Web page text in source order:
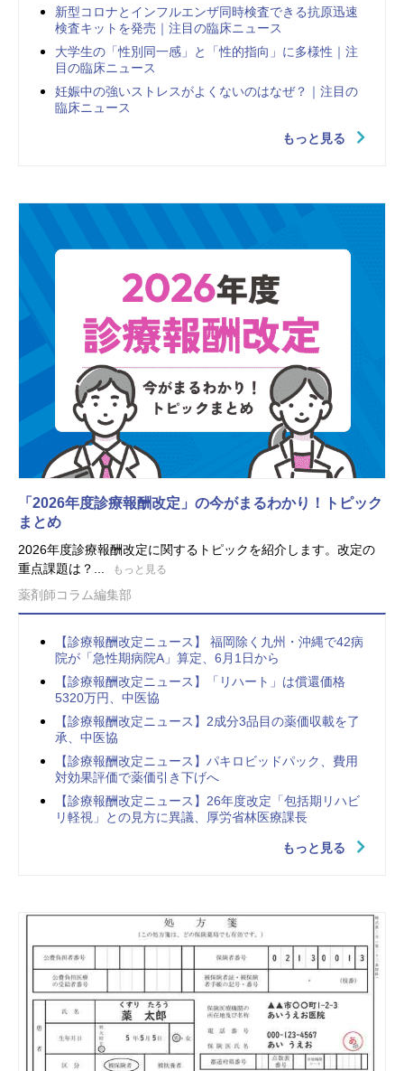
新型コロナとインフルエンザ同時検査できる抗原迅速
検査キットを発売｜注目の臨床ニュース
大学生の「性別同一感」と「性的指向」に多様性｜注
目の臨床ニュース
妊娠中の強いストレスがよくないのはなぜ？｜注目の
臨床ニュース
もっと見る
「2026年度診療報酬改定」の今がまるわかり！トピック
まとめ
2026年度診療報酬改定に関するトピックを紹介します。改定の
重点課題は？...
もっと見る
薬剤師コラム編集部
【診療報酬改定ニュース】 福岡除く九州・沖縄で42病
院が「急性期病院A」算定、6月1日から
【診療報酬改定ニュース】「リハート」は償還価格
5320万円、中医協
【診療報酬改定ニュース】2成分3品目の薬価収載を了
承、中医協
【診療報酬改定ニュース】パキロビッドパック、費用
対効果評価で薬価引き下げへ
【診療報酬改定ニュース】26年度改定「包括期リハビ
リ軽視」との見方に異議、厚労省林医療課長
もっと見る